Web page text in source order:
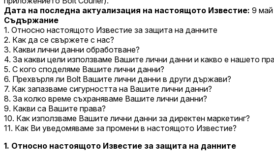
Дата на последна актуализация на настоящото Известие: 9 май
Съдържание
1. Относно настоящото Известие за защита на данните
2. Как да се свържете с нас?
3. Какви лични данни обработване?
4. За какви цели използваме Вашите лични данни и какво е нашето
5. С кого споделяме Вашите лични данни?
6. Прехвърля ли Bolt Вашите лични данни в други държави?
7. Как запазваме сигурността на Вашите лични данни?
8. За колко време съхраняваме Вашите лични данни?
9. Какви са Вашите права?
10. Как използваме Вашите лични данни за директен маркетинг?
11. Как Ви уведомяваме за промени в настоящото Известие?
1. Относно настоящото Известие за защита на данните